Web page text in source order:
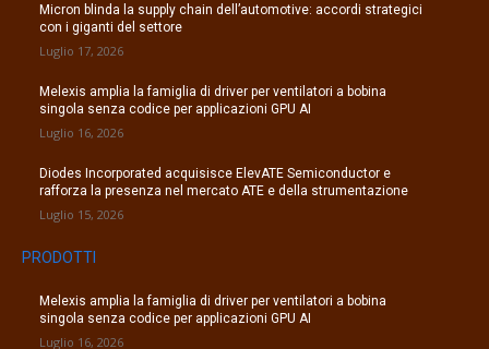
Micron blinda la supply chain dell’automotive: accordi strategici
con i giganti del settore
Luglio 17, 2026
Melexis amplia la famiglia di driver per ventilatori a bobina
singola senza codice per applicazioni GPU AI
Luglio 16, 2026
Diodes Incorporated acquisisce ElevATE Semiconductor e
rafforza la presenza nel mercato ATE e della strumentazione
Luglio 15, 2026
PRODOTTI
Melexis amplia la famiglia di driver per ventilatori a bobina
singola senza codice per applicazioni GPU AI
Luglio 16, 2026